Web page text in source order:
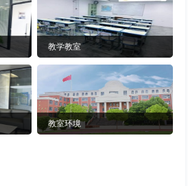
教学教室
教室环境